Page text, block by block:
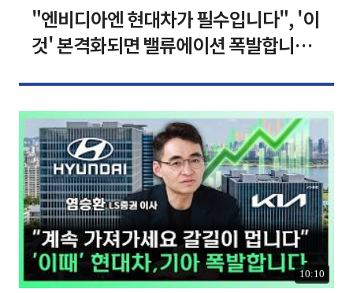
"엔비디아엔 현대차가 필수입니다", '이
것' 본격화되면 밸류에이션 폭발합니다
10:10